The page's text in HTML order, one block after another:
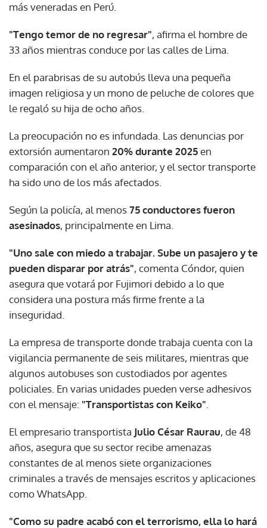
más veneradas en Perú.
"Tengo temor de no regresar", afirma el hombre de
33 años mientras conduce por las calles de Lima.
En el parabrisas de su autobús lleva una pequeña
imagen religiosa y un mono de peluche de colores que
le regaló su hija de ocho años.
La preocupación no es infundada. Las denuncias por
extorsión aumentaron 20% durante 2025en
comparación con el año anterior, y el sector transporte
ha sido uno de los más afectados.
Según la policía, al menos75 conductores fueron
asesinados, principalmente en Lima.
"Uno sale con miedo a trabajar. Sube un pasajero y te
pueden disparar por atrás", comenta Cóndor, quien
asegura que votará por Fujimori debido a lo que
considera una postura más firme frente a la
inseguridad.
La empresa de transporte donde trabaja cuenta con la
vigilancia permanente de seis militares, mientras que
algunos autobuses son custodiados por agentes
policiales. En varias unidades pueden verse adhesivos
con el mensaje: "Transportistas con Keiko"
El empresario transportista Julio César Raurau, de 48
años, asegura que su sector recibe amenazas
constantes de al menos siete organizaciones
criminales a través de mensajes escritos y aplicaciones
como WhatsApp.
"Como su padre acabó con el terrorismo, ella lo hará